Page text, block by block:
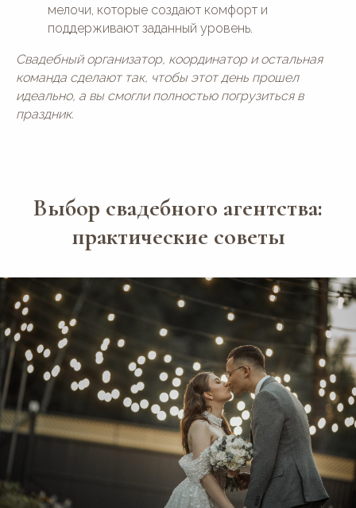
мелочи, которые создают комфорт и
поддерживают заданный уровень.
Свадебный организатор, координатор и остальная
команда сделают так, чтобы этот день прошел
идеально, а вы смогли полностью погрузиться в
праздник.
Выбор свадебного агентства:
практические советы